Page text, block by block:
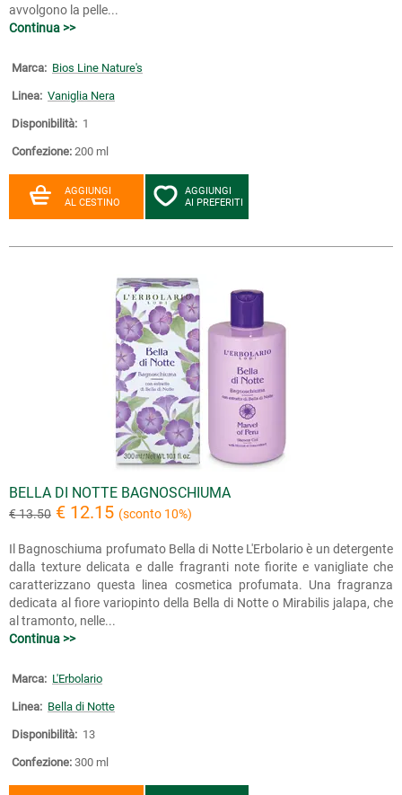
avvolgono la pelle...
Continua >>
Marca: Bios Line Nature's
Linea: Vaniglia Nera
Disponibilità: 1
Confezione: 200 ml
AGGIUNGI
AL CESTINO
AGGIUNGI
AI PREFERITI
BELLA DI NOTTE BAGNOSCHIUMA
€ 13.50 € 12.15 (sconto 10%)
Il Bagnoschiuma profumato Bella di Notte L'Erbolario è un detergente
dalla texture delicata e dalle fragranti note fiorite e vanigliate che
caratterizzano questa linea cosmetica profumata. Una fragranza
dedicata al fiore variopinto della Bella di Notte o Mirabilis jalapa, che
al tramonto, nelle...
Continua >>
Marca: L'Erbolario
Linea: Bella di Notte
Disponibilità: 13
Confezione: 300 ml